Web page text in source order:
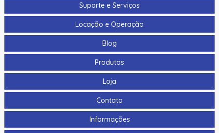
Suporte e Serviços
Locação e Operação
Blog
Produtos
Loja
Contato
Informações